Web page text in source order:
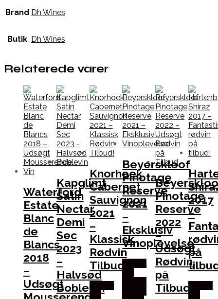
Brand Dh Wines
Butik Dh Wines
Relaterede varer
Waterford
Estate
Blanc
de
Blancs
2018
–
Udsøgt
Kapglimt
Satin
Nectar
Demi
Sec
2023
–
Halvsød
Boblevin
Knorhoek
Cabernet
Sauvignon
2021
–
Klassisk
Rødvin
Tilbud!
Bedste
Pris
Beyerskloof
Pinotage
Reserve
2021
–
Eksklusiv
Vinoplevelse
Pinotage
Reserve
2022
–
Udsøgt
Rødvin
på
Tilbud
2017
–
på
Bedste
Pris